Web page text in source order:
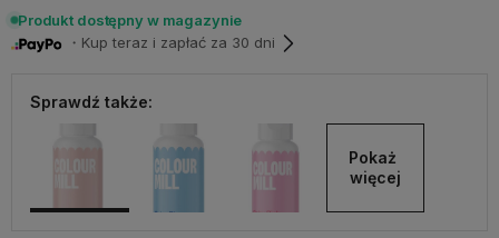
Produkt dostępny w magazynie
・Kup teraz i zapłać za 30 dni
Sprawdź także:
Pokaż
więcej